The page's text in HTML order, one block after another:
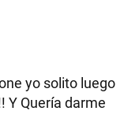
yo solito luego
Y Quería darme